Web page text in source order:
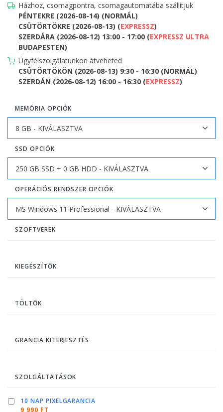
Házhoz, csomagpontra, csomagautomatába szállítjuk
PÉNTEKRE (2026-08-14) (NORMÁL)
CSÜTÖRTÖKRE (2026-08-13) (EXPRESSZ)
SZERDÁRA (2026-08-12) 13:00 - 17:00 (EXPRESSZ ULTRA
BUDAPESTEN)
Ügyfélszolgálatunkon átveheted
CSÜTÖRTÖKÖN (2026-08-13) 9:30 - 16:30 (NORMÁL)
SZERDÁN (2026-08-12) 16:00 - 16:30 (EXPRESSZ)
MEMÓRIA OPCIÓK
SSD OPCIÓK
OPERÁCIÓS RENDSZER OPCIÓK
SZOFTVEREK
KIEGÉSZÍTŐK
TÖLTŐK
GRANCIA KITERJESZTÉS
SZOLGÁLTATÁSOK
10 NAP PIXELGARANCIA
9 990 FT